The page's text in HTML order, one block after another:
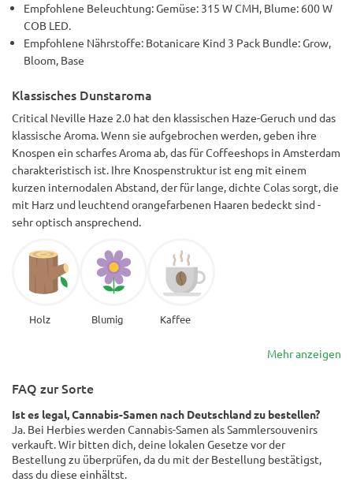
Empfohlene Beleuchtung: Gemüse: 315 W CMH, Blume: 600 W
COB LED.
Empfohlene Nährstoffe: Botanicare Kind 3 Pack Bundle: Grow,
Bloom, Base
Klassisches Dunstaroma
Critical Neville Haze 2.0 hat den klassischen Haze-Geruch und das
klassische Aroma. Wenn sie aufgebrochen werden, geben ihre
Knospen ein scharfes Aroma ab, das für Coffeeshops in Amsterdam
charakteristisch ist. Ihre Knospenstruktur ist eng mit einem
kurzen internodalen Abstand, der für lange, dichte Colas sorgt, die
mit Harz und leuchtend orangefarbenen Haaren bedeckt sind -
sehr optisch ansprechend.
Holz Blumig Kaffee
Mehr anzeigen
FAQ zur Sorte
Ist es legal, Cannabis-Samen nach Deutschland zu bestellen?
Ja. Bei Herbies werden Cannabis-Samen als Sammlersouvenirs
verkauft. Wir bitten dich, deine lokalen Gesetze vor der
Bestellung zu überprüfen, da du mit der Bestellung bestätigst,
dass du diese einhältst.